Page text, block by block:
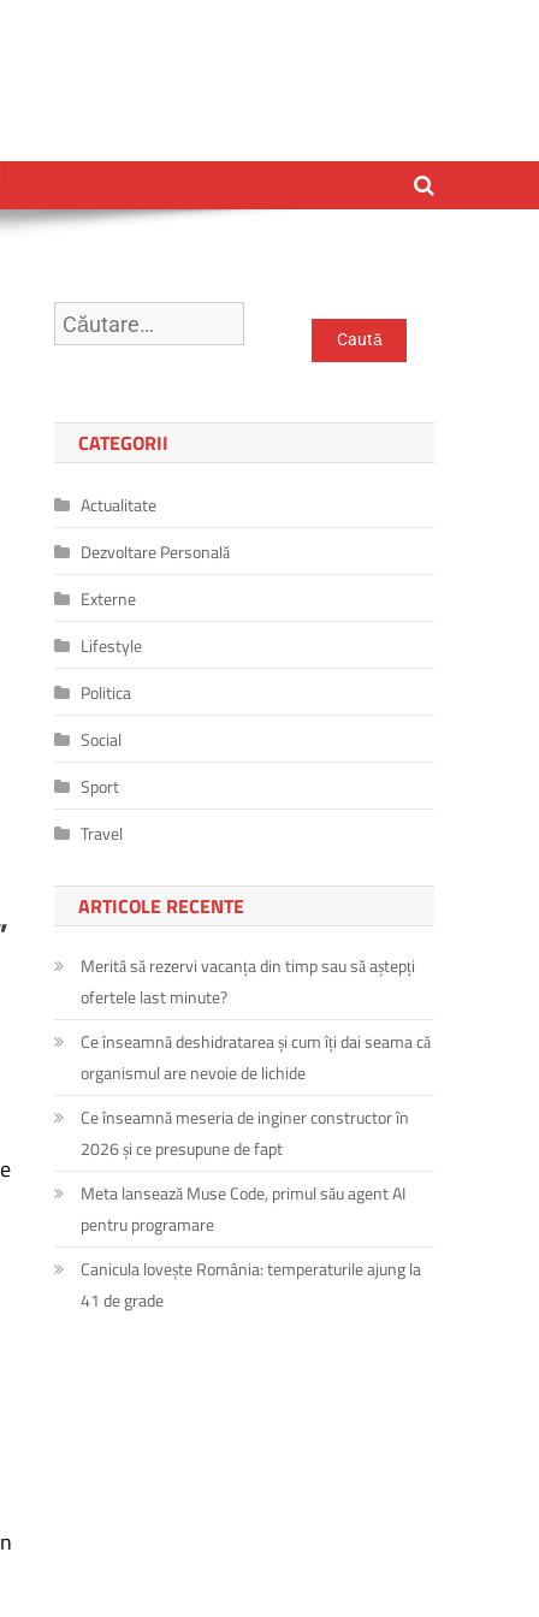
Caută
după:
CATEGORII
Actualitate
Dezvoltare Personală
Externe
Lifestyle
Politica
Social
Sport
Travel
ARTICOLE RECENTE
Merită să rezervi vacanța din timp sau să aștepți
ofertele last minute?
Ce înseamnă deshidratarea și cum îți dai seama că
organismul are nevoie de lichide
Ce înseamnă meseria de inginer constructor în
2026 și ce presupune de fapt
Meta lansează Muse Code, primul său agent AI
pentru programare
Canicula lovește România: temperaturile ajung la
41 de grade